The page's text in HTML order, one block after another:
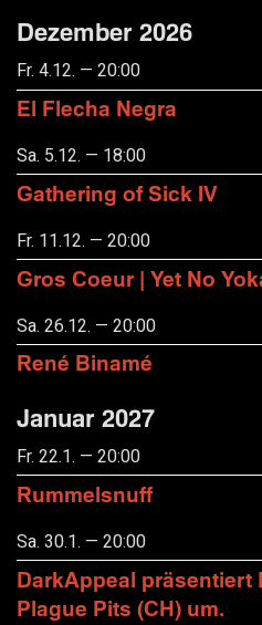
Dezember 2026
Fr. 4.12. — 20:00
El Flecha Negra
Sa. 5.12. — 18:00
Gathering of Sick IV
Fr. 11.12. — 20:00
Gros Coeur | Yet No
Sa. 26.12. — 20:00
René Binamé
Januar 2027
Fr. 22.1. — 20:00
Rummelsnuff
Sa. 30.1. — 20:00
DarkAppeal präsentiert
Plague Pits (CH) um.